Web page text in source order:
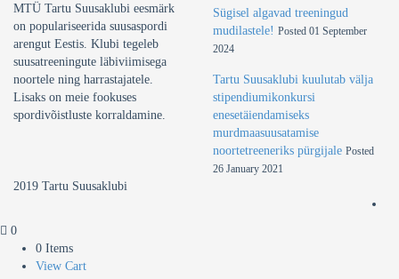
MTÜ Tartu Suusaklubi eesmärk
on populariseerida suusaspordi
arengut Eestis. Klubi tegeleb
suusatreeningute läbiviimisega
noortele ning harrastajatele.
Lisaks on meie fookuses
spordivõistluste korraldamine.
Sügisel algavad treeningud
mudilastele! Posted 01 September
2024
Tartu Suusaklubi kuulutab välja
stipendiumikonkursi
enesetäiendamiseks
murdmaasuusatamise
noortetreeneriks pürgijale Posted
26 January 2021
2019 Tartu Suusaklubi
0
0 Items
View Cart